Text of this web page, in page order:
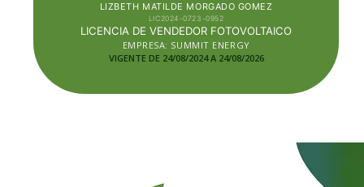
LIZBETH MATILDE MORGADO GOMEZ
LIC2024-0723-0952
LICENCIA DE VENDEDOR FOTOVOLTAICO
EMPRESA: SUMMIT ENERGY
VIGENTE DE 24/08/2024 A 24/08/2026